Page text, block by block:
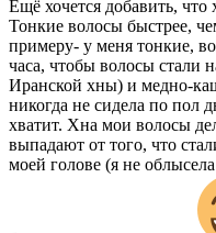
Ещё хочется добавить,
Тонкие волосы быстрее,
примеру- у меня тонкие,
часа, чтобы волосы
Иранской хны) и медно-
никогда не сидела по пол
хватит. Хна мои волосы
выпадают от того, что
моей голове (я не